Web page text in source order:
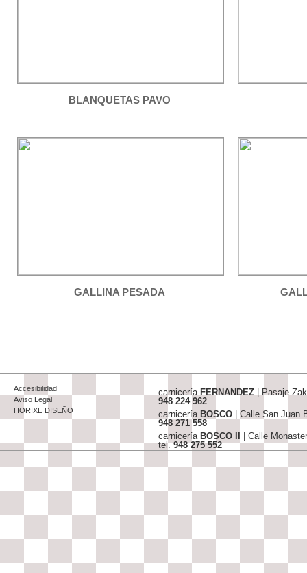
BLANQUETAS PAVO
GALLINA PESADA
Accesibilidad
Aviso Legal
HORIXE DISEÑO
carniceríaFERNANDEZ| Pasaje
948 224 962
carnicería BOSCO
| Calle San Juan
948 271 558
carnicería BOSCO II
| Calle
tel.948 275 552